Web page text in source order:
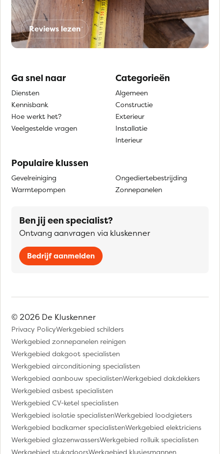
Reviews lezen
Ga snel naar
Diensten
Kennisbank
Hoe werkt het?
Veelgestelde vragen
Categorieën
Algemeen
Constructie
Exterieur
Installatie
Interieur
Populaire klussen
Gevelreiniging
Warmtepompen
Ongediertebestrijding
Zonnepanelen
Ben jij een specialist?
Ontvang aanvragen via kluskenner
Bedrijf aanmelden
© 2026 De Kluskenner
Privacy PolicyWerkgebied schilders
Werkgebied zonnepanelen reinigen
Werkgebied dakgoot specialisten
Werkgebied airconditioning specialisten
Werkgebied aanbouw specialistenWerkgebied dakdekkers
Werkgebied asbest specialisten
Werkgebied CV-ketel specialisten
Werkgebied isolatie specialistenWerkgebied loodgieters
Werkgebied badkamer specialistenWerkgebied elektriciens
Werkgebied glazenwassersWerkgebied rolluik specialisten
Werkgebied stukadoorsWerkgebied klusjesmannen